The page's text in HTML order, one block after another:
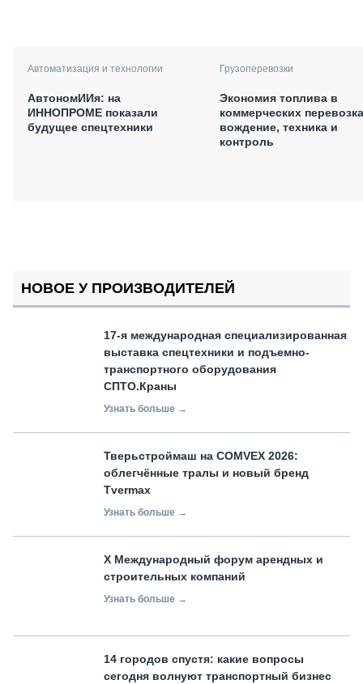
Автоматизация и технологии
АвтономИИя: на
ИННОПРОМЕ показали
будущее спецтехники
Грузоперевозки
Экономия топлива в
коммерческих
вождение, техника и
контроль
НОВОЕ У ПРОИЗВОДИТЕЛЕЙ
17-я международная специализированная
выставка спецтехники и подъемно-
транспортного оборудования
СПТО.Краны
Узнать больше →
Тверьстроймаш на COMVEX 2026:
облегчённые тралы и новый бренд
Tvermax
Узнать больше →
X Международный форум арендных и
строительных компаний
Узнать больше →
14 городов спустя: какие вопросы
сегодня волнуют транспортный бизнес